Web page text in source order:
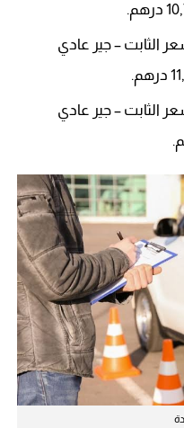
الثابت – جير عادي
الثابت – جير عادي